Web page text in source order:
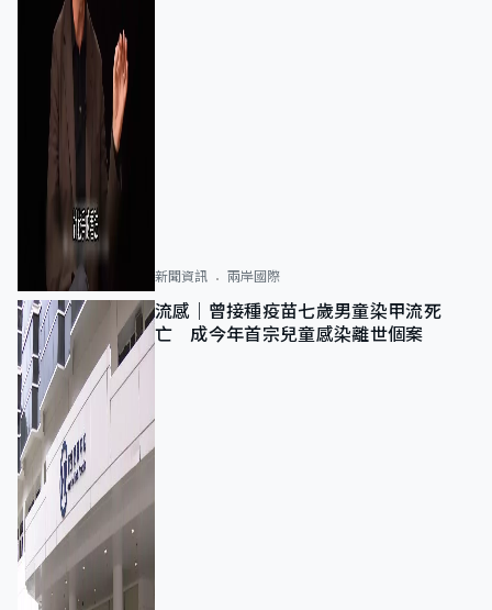
新聞資訊 兩岸國際
流感｜曾接種疫苗七歲男童染甲流死
亡 成今年首宗兒童感染離世個案